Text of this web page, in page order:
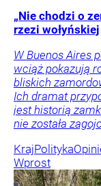
„Nie chodzi o
rzezi wołyńskiej
W Buenos Aires
wciąż pokazują
bliskich
Ich dramat
jest historią
nie została
KrajPolityka
Wprost